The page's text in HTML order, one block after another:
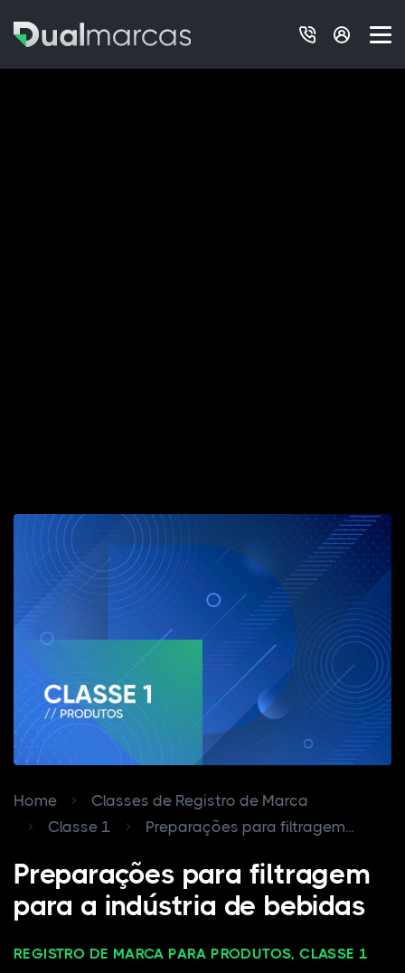
Home
Classes de Registro de Marca
Classe 1
Preparações para filtragem...
Preparações para filtragem
para a indústria de bebidas
REGISTRO DE MARCA PARA PRODUTOS, CLASSE 1